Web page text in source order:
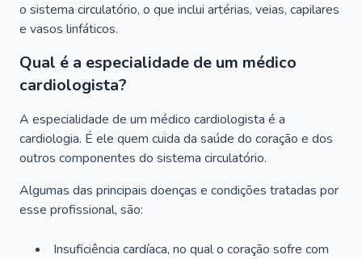
o sistema circulatório, o que inclui artérias, veias, capilares
e vasos linfáticos.
Qual é a especialidade de um médico
cardiologista?
A especialidade de um médico cardiologista é a
cardiologia. É ele quem cuida da saúde do coração e dos
outros componentes do sistema circulatório.
Algumas das principais doenças e condições tratadas por
esse profissional, são:
Insuficiência cardíaca, no qual o coração sofre com